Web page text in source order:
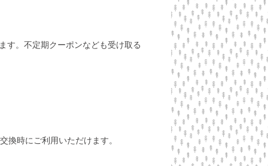
す。不定期クーポンなども受け取る
換時にご利用いただけます。